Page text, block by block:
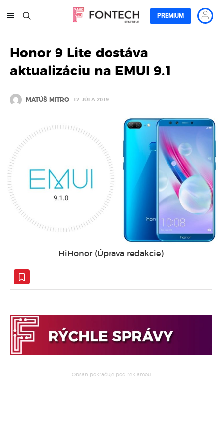
PREMIUM
Honor 9 Lite dostáva
aktualizáciu na EMUI 9.1
MATÚŠ MITRO 12. JÚLA 2019
HiHonor (Úprava redakcie)